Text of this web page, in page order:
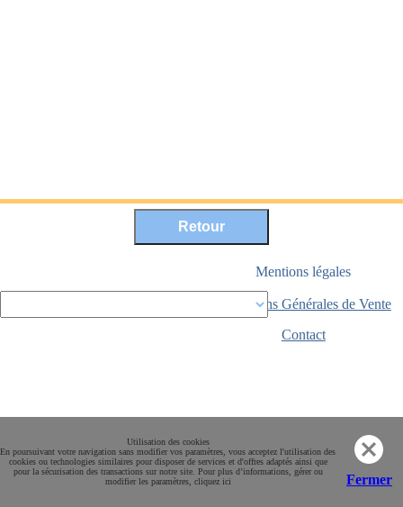
Utilisation des cookies
En poursuivant votre navigation sans modifier vos paramètres, vous acceptez l'utilisation des
cookies ou technologies similaires pour disposer de services et d'offres adaptés ainsi que
pour la sécurisation des transactions sur notre site. Pour plus d’informations, gérer ou
modifier les paramètres, cliquez ici
Fermer
Paiement sécurisé
Mentions légales
Conditions Générales de Vente
Contact